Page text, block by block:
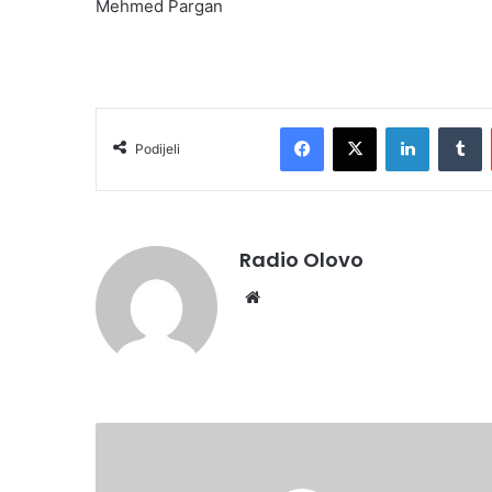
Mehmed Pargan
Podijeli
Facebook
X LinkedIn
Radio Olovo